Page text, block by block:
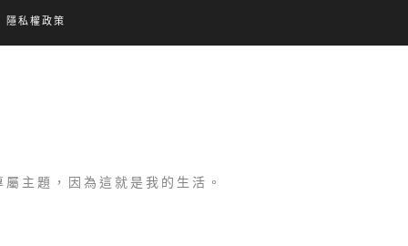
隱私權政策
主題，因為這就是我的生活。